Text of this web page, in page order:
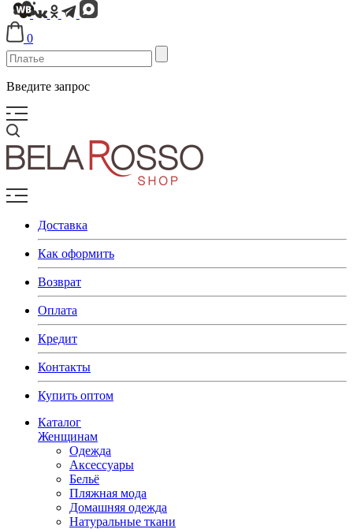
0
Введите запрос
Доставка
Как оформить
Возврат
Оплата
Кредит
Контакты
Купить оптом
Каталог
Женщинам
Одежда
Аксессуары
Бельё
Пляжная мода
Домашняя одежда
Натуральные ткани